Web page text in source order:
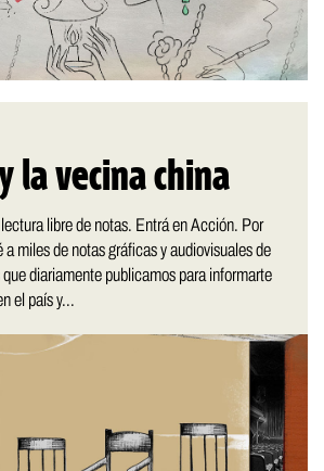
la vecina china
libre de notas. Entrá en Acción. Por
miles de notas gráficas y audiovisuales de
diariamente publicamos para informarte
el país y...